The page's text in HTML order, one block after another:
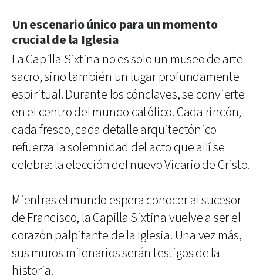
Un escenario único para un momento
crucial de la Iglesia
La Capilla Sixtina no es solo un museo de arte
sacro, sino también un lugar profundamente
espiritual. Durante los cónclaves, se convierte
en el centro del mundo católico. Cada rincón,
cada fresco, cada detalle arquitectónico
refuerza la solemnidad del acto que allí se
celebra: la elección del nuevo Vicario de Cristo.
Mientras el mundo espera conocer al sucesor
de Francisco, la Capilla Sixtina vuelve a ser el
corazón palpitante de la Iglesia. Una vez más,
sus muros milenarios serán testigos de la
historia.